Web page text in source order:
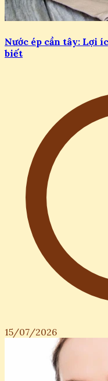
Nước ép cần tây: Lợi
biết
15/07/2026